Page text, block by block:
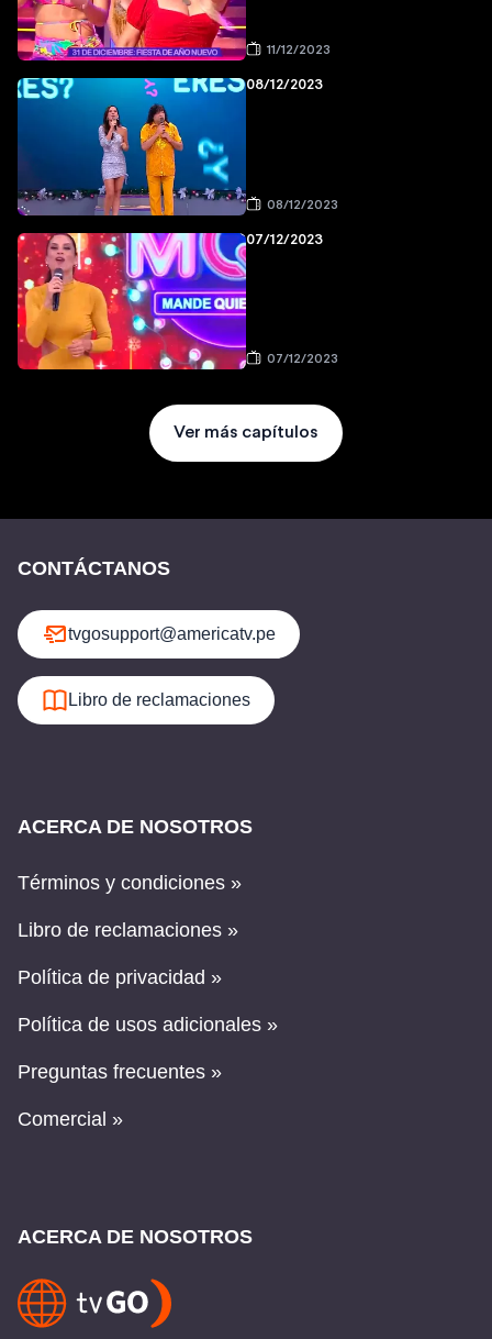
11/12/2023
08/12/2023
08/12/2023
07/12/2023
07/12/2023
Ver más capítulos
CONTÁCTANOS
tvgosupport@americatv.pe
Libro de reclamaciones
ACERCA DE NOSOTROS
Términos y condiciones »
Libro de reclamaciones »
Política de privacidad »
Política de usos adicionales »
Preguntas frecuentes »
Comercial »
ACERCA DE NOSOTROS